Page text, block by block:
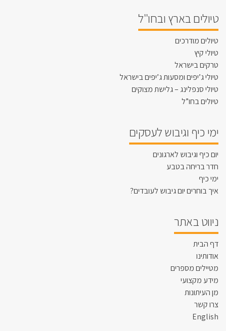
טיולים בארץ ובחו"ל
טיולים מודרכים
טיולי קיץ
טרקים בישראל
טיולי ג’יפים ומסעות ג’יפים בישראל
טיולי סנפלינג – גלישת מצוקים
טיולים בחו”ל
ימי כיף וגיבוש לעסקים
יום כיף וגיבוש לארגונים
חדר בריחה בטבע
ימי כיף
איך בוחרים יום גיבוש לעובדים?
ניווט באתר
דף הבית
אודותינו
מטיילים מספרים
מידע מקצועי
מן העיתונות
צרו קשר
English